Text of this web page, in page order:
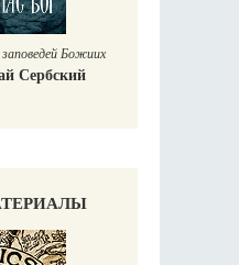
Божиих
Сербский